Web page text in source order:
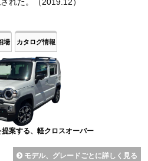
場 カタログ情報
案する、軽クロスオーバー
モデル、グレードごとに詳しく見る